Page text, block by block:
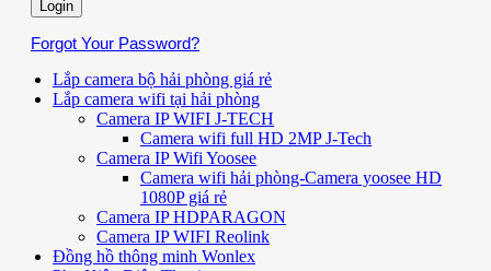
Forgot Your Password?
Lắp camera bộ hải phòng giá rẻ
Lắp camera wifi tại hải phòng
Camera IP WIFI J-TECH
Camera wifi full HD 2MP J-Tech
Camera IP Wifi Yoosee
Camera wifi hải phòng-Camera yoosee HD
1080P giá rẻ
Camera IP HDPARAGON
Camera IP WIFI Reolink
Đồng hồ thông minh Wonlex